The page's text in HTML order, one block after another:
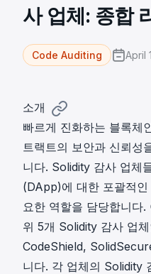
사 업체: 종합
Code Auditing April
소개
빠르게 진화하는 블록체
트랙트의 보안과 신뢰성
니다. Solidity 감사 업체
(DApp)에 대한 포괄적
요한 역할을 담당합니다
위 5개 Solidity 감사 업
CodeShield,
니다. 각 업체의 Solidity